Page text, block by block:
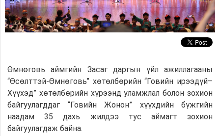
Өмнөговь аймгийн Засаг даргын үйл ажиллагааны
“Өсөлттэй-Өмнөговь” хөтөлбөрийн “Говийн ирээдүй–
Хүүхэд” хөтөлбөрийн хүрээнд уламжлал болон зохион
байгуулагддаг “Говийн Жонон” хүүхдийн бүжгийн
наадам 35 дахь жилдээ тус аймагт зохион
байгуулагдаж байна.